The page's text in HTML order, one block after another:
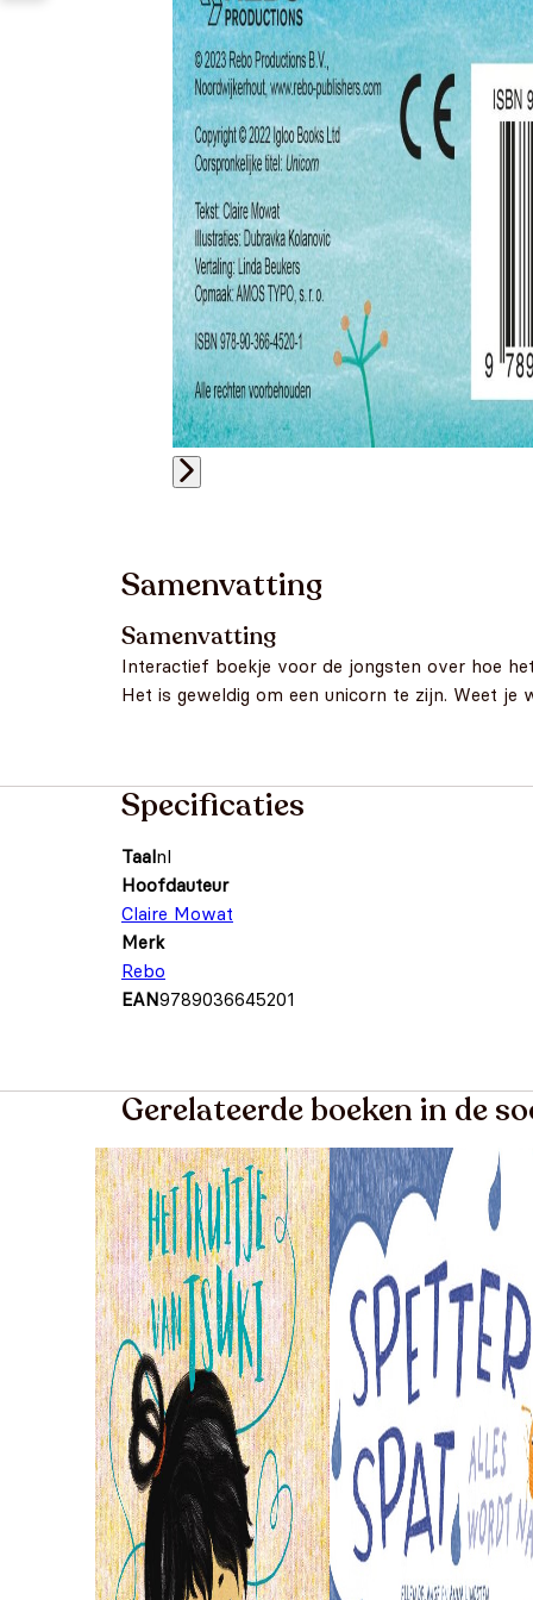
Samenvatting
Samenvatting
Interactief boekje voor de jongsten over hoe
Het is geweldig om een unicorn te zijn. Weet
Specificaties
Taalnl
Hoofdauteur
Claire Mowat
Merk
Rebo
EAN9789036645201
Gerelateerde boeken in de